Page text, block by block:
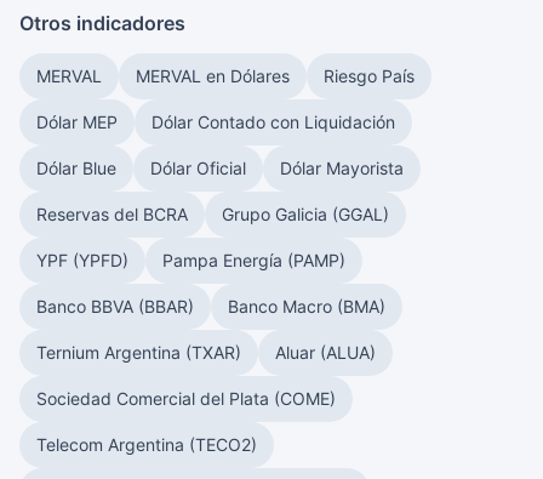
Otros indicadores
MERVAL MERVAL en Dólares Riesgo País
Dólar MEP Dólar Contado con Liquidación
Dólar Blue Dólar Oficial Dólar Mayorista
Reservas del BCRA Grupo Galicia (GGAL)
YPF (YPFD) Pampa Energía (PAMP)
Banco BBVA (BBAR) Banco Macro (BMA)
Ternium Argentina (TXAR) Aluar (ALUA)
Sociedad Comercial del Plata (COME)
Telecom Argentina (TECO2)